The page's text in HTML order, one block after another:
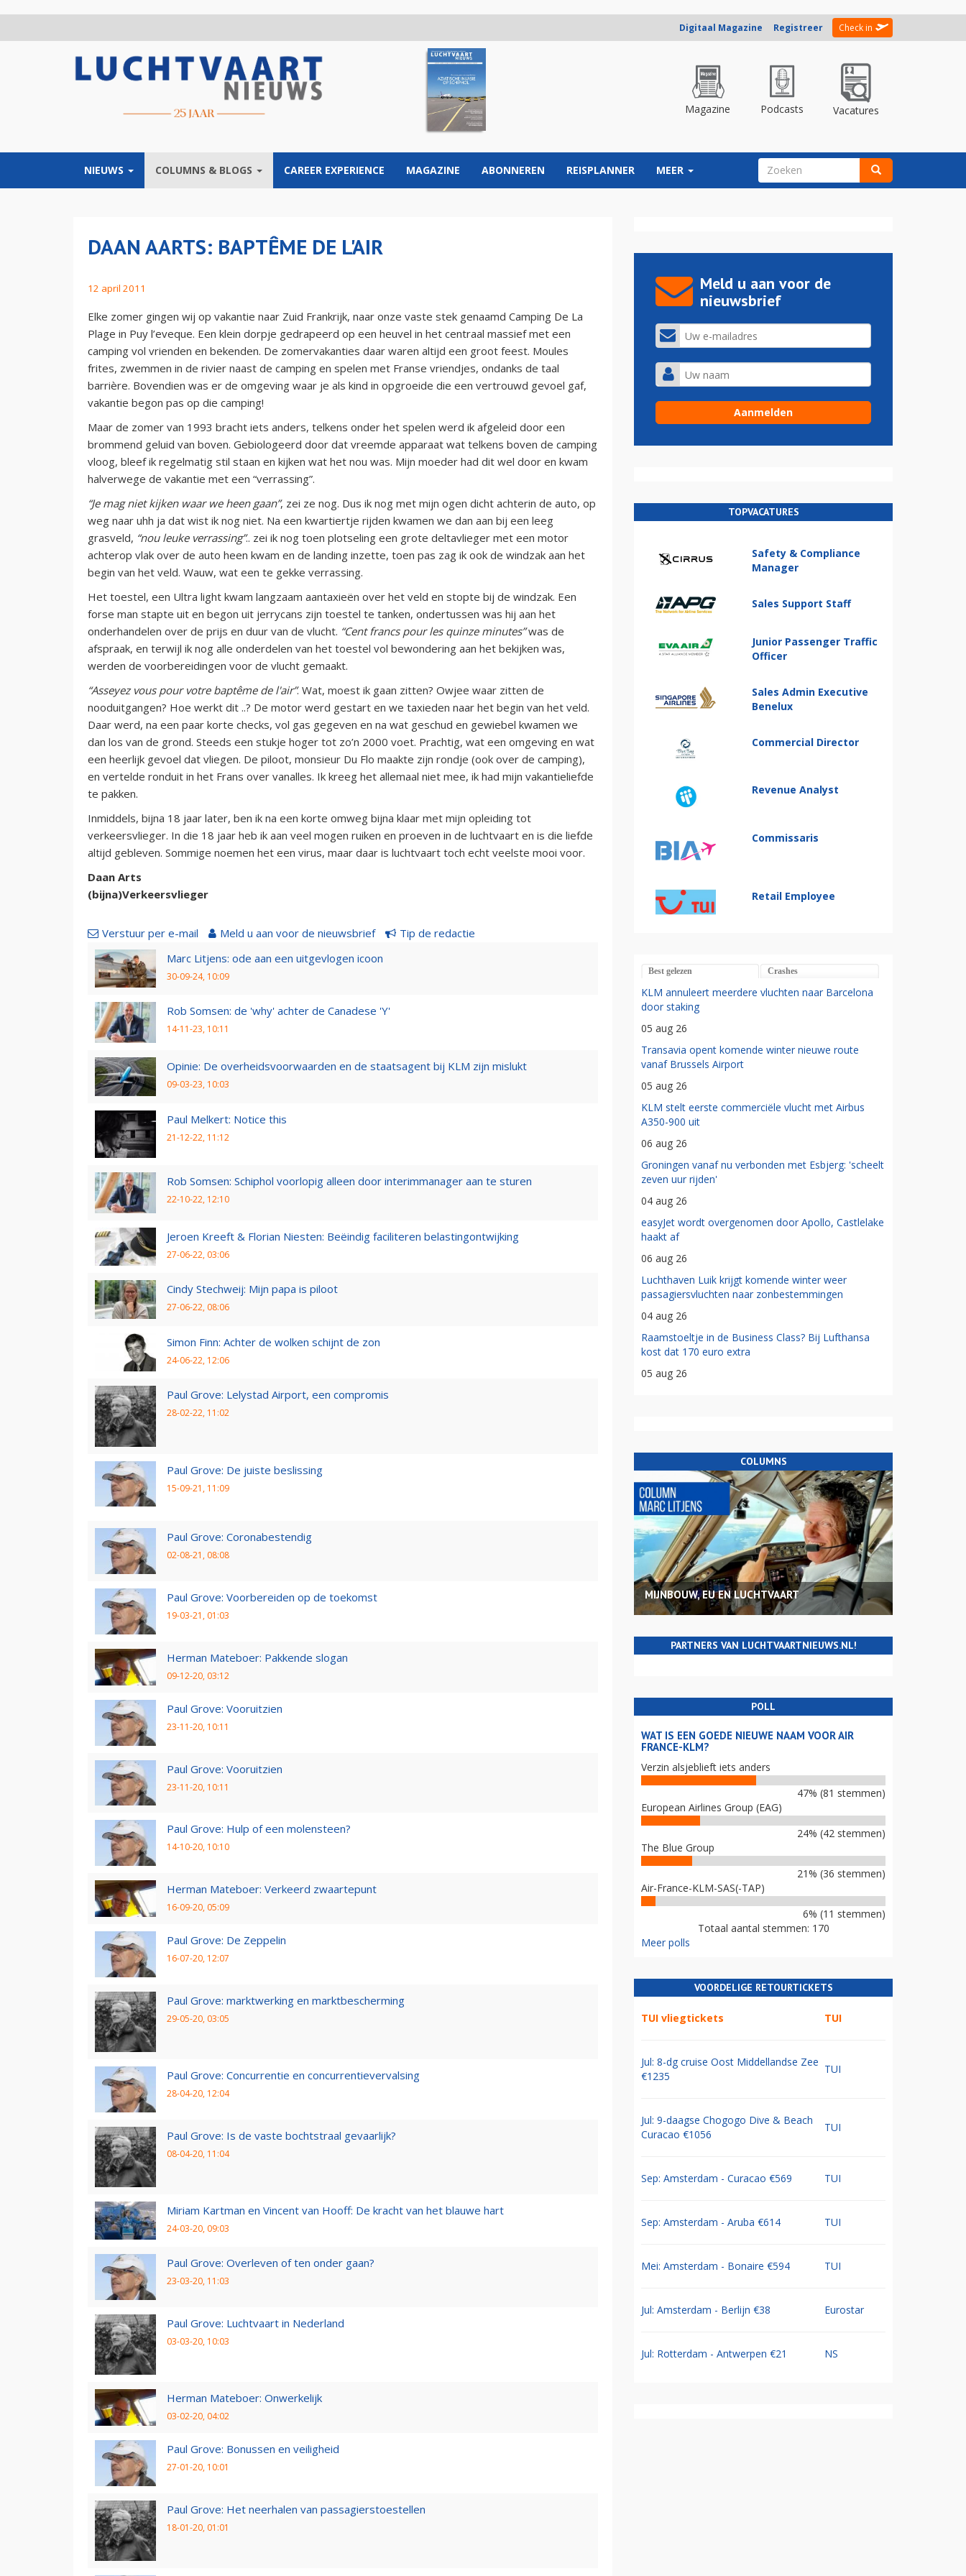
Digitaal Magazine Registreer Check in
Magazine Podcasts Vacatures
NIEUWS COLUMNS & BLOGS CAREER EXPERIENCE MAGAZINE ABONNEREN REISPLANNER MEER ZOEKVELD
DAAN AARTS: BAPTÊME DE L'AIR
12 april 2011
Elke zomer gingen wij op vakantie naar Zuid Frankrijk, naar onze vaste stek genaamd Camping De La
Plage in Puy l’eveque. Een klein dorpje gedrapeerd op een heuvel in het centraal massief met een
camping vol vrienden en bekenden. De zomervakanties daar waren altijd een groot feest. Moules
frites, zwemmen in de rivier naast de camping en spelen met Franse vriendjes, ondanks de taal
barrière. Bovendien was er de omgeving waar je als kind in opgroeide die een vertrouwd gevoel gaf,
vakantie begon pas op die camping!
Maar de zomer van 1993 bracht iets anders, telkens onder het spelen werd ik afgeleid door een
brommend geluid van boven. Gebiologeerd door dat vreemde apparaat wat telkens boven de camping
vloog, bleef ik regelmatig stil staan en kijken wat het nou was. Mijn moeder had dit wel door en kwam
halverwege de vakantie met een “verrassing”.
“Je mag niet kijken waar we heen gaan”, zei ze nog. Dus ik nog met mijn ogen dicht achterin de auto, op
weg naar uhh ja dat wist ik nog niet. Na een kwartiertje rijden kwamen we dan aan bij een leeg
grasveld, “nou leuke verrassing”.. zei ik nog toen plotseling een grote deltavlieger met een motor
achterop vlak over de auto heen kwam en de landing inzette, toen pas zag ik ook de windzak aan het
begin van het veld. Wauw, wat een te gekke verrassing.
Het toestel, een Ultra light kwam langzaam aantaxieën over het veld en stopte bij de windzak. Een
forse man stapte uit en begon uit jerrycans zijn toestel te tanken, ondertussen was hij aan het
onderhandelen over de prijs en duur van de vlucht. “Cent francs pour les quinze minutes”was de
afspraak, en terwijl ik nog alle onderdelen van het toestel vol bewondering aan het bekijken was,
werden de voorbereidingen voor de vlucht gemaakt.
“Asseyez vous pour votre baptême de l'air”. Wat, moest ik gaan zitten? Owjee waar zitten de
nooduitgangen? Hoe werkt dit ..? De motor werd gestart en we taxieden naar het begin van het veld.
Daar werd, na een paar korte checks, vol gas gegeven en na wat geschud en gewiebel kwamen we
dan los van de grond. Steeds een stukje hoger tot zo’n 2000 voet. Prachtig, wat een omgeving en wat
een heerlijk gevoel dat vliegen. De piloot, monsieur Du Flo maakte zijn rondje (ook over de camping),
en vertelde ronduit in het Frans over vanalles. Ik kreeg het allemaal niet mee, ik had mijn vakantieliefde
te pakken.
Inmiddels, bijna 18 jaar later, ben ik na een korte omweg bijna klaar met mijn opleiding tot
verkeersvlieger. In die 18 jaar heb ik aan veel mogen ruiken en proeven in de luchtvaart en is die liefde
altijd gebleven. Sommige noemen het een virus, maar daar is luchtvaart toch echt veelste mooi voor.
Daan Arts
(bijna)Verkeersvlieger
Verstuur per e-mail Meld u aan voor de nieuwsbrief
Tip de redactie
Marc Litjens: ode aan een uitgevlogen icoon
30-09-24, 10:09
Rob Somsen: de 'why' achter de Canadese 'Y'
14-11-23, 10:11
Opinie: De overheidsvoorwaarden en de staatsagent bij KLM zijn mislukt
09-03-23, 10:03
Paul Melkert: Notice this
21-12-22, 11:12
Rob Somsen: Schiphol voorlopig alleen door interimmanager aan te sturen
22-10-22, 12:10
Jeroen Kreeft & Florian Niesten: Beëindig faciliteren belastingontwijking
27-06-22, 03:06
Cindy Stechweij: Mijn papa is piloot
27-06-22, 08:06
Simon Finn: Achter de wolken schijnt de zon
24-06-22, 12:06
Paul Grove: Lelystad Airport, een compromis
28-02-22, 11:02
Paul Grove: De juiste beslissing
15-09-21, 11:09
Paul Grove: Coronabestendig
02-08-21, 08:08
Paul Grove: Voorbereiden op de toekomst
19-03-21, 01:03
Herman Mateboer: Pakkende slogan
09-12-20, 03:12
Paul Grove: Vooruitzien
23-11-20, 10:11
Paul Grove: Vooruitzien
23-11-20, 10:11
Paul Grove: Hulp of een molensteen?
14-10-20, 10:10
Herman Mateboer: Verkeerd zwaartepunt
16-09-20, 05:09
Paul Grove: De Zeppelin
16-07-20, 12:07
Paul Grove: marktwerking en marktbescherming
29-05-20, 03:05
Paul Grove: Concurrentie en concurrentievervalsing
28-04-20, 12:04
Paul Grove: Is de vaste bochtstraal gevaarlijk?
08-04-20, 11:04
Miriam Kartman en Vincent van Hooff: De kracht van het blauwe hart
24-03-20, 09:03
Paul Grove: Overleven of ten onder gaan?
23-03-20, 11:03
Paul Grove: Luchtvaart in Nederland
03-03-20, 10:03
Herman Mateboer: Onwerkelijk
03-02-20, 04:02
Paul Grove: Bonussen en veiligheid
27-01-20, 10:01
Paul Grove: Het neerhalen van passagierstoestellen
18-01-20, 01:01
Meld u aan voor de
nieuwsbrief
TOPVACATURES
Safety & Compliance
Manager
Sales Support Staff
Junior Passenger Traffic
Officer
Sales Admin Executive
Benelux
Commercial Director
Revenue Analyst
Commissaris
Retail Employee
Best gelezen Crashes
KLM annuleert meerdere vluchten naar Barcelona
door staking
05 aug 26
Transavia opent komende winter nieuwe route
vanaf Brussels Airport
05 aug 26
KLM stelt eerste commerciële vlucht met Airbus
A350-900 uit
06 aug 26
Groningen vanaf nu verbonden met Esbjerg: 'scheelt
zeven uur rijden'
04 aug 26
easyJet wordt overgenomen door Apollo, Castlelake
haakt af
06 aug 26
Luchthaven Luik krijgt komende winter weer
passagiersvluchten naar zonbestemmingen
04 aug 26
Raamstoeltje in de Business Class? Bij Lufthansa
kost dat 170 euro extra
05 aug 26
COLUMNS
MIJNBOUW, EU EN LUCHTVAART
PARTNERS VAN LUCHTVAARTNIEUWS.NL!
POLL
WAT IS EEN GOEDE NIEUWE NAAM VOOR AIR
FRANCE-KLM?
Verzin alsjeblieft iets anders
47% (81 stemmen)
European Airlines Group (EAG)
24% (42 stemmen)
The Blue Group
21% (36 stemmen)
Air-France-KLM-SAS(-TAP)
6% (11 stemmen)
Totaal aantal stemmen: 170
Meer polls
VOORDELIGE RETOURTICKETS
TUI vliegtickets TUI
Jul: 8-dg cruise Oost Middellandse Zee
€1235
TUI
Jul: 9-daagse Chogogo Dive & Beach
Curacao €1056
TUI
Sep: Amsterdam - Curacao €569 TUI
Sep: Amsterdam - Aruba €614 TUI
Mei: Amsterdam - Bonaire €594 TUI
Jul: Amsterdam - Berlijn €38 Eurostar
Jul: Rotterdam - Antwerpen €21 NS